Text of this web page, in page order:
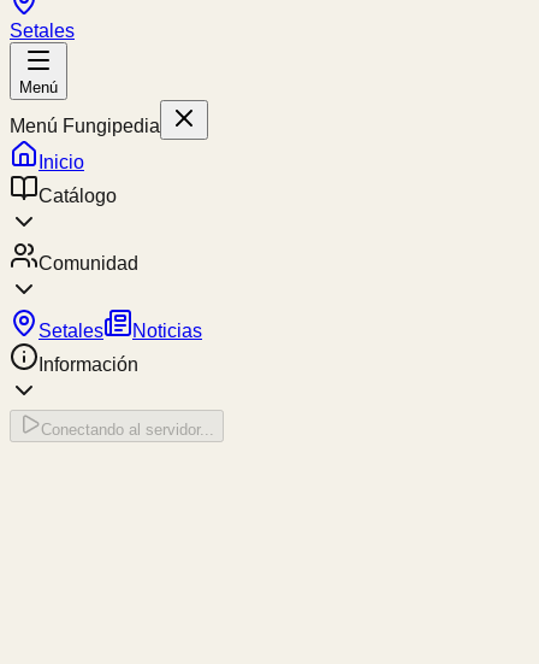
Setales
Menú
Menú Fungipedia
Inicio
Catálogo
Comunidad
Setales
Noticias
Información
Conectando al servidor...